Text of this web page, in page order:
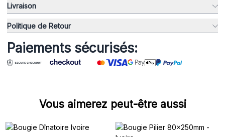
Livraison
Politique de Retour
Paiements sécurisés:
Vous aimerez peut-être aussi